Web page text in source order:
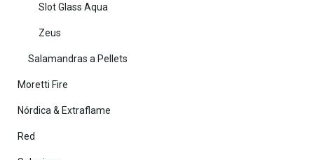
Slot Glass Aqua
Zeus
Salamandras a Pellets
Moretti Fire
Nórdica & Extraflame
Red